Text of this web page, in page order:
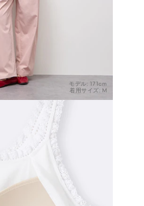
モデル: 171cm
着用サイズ: M